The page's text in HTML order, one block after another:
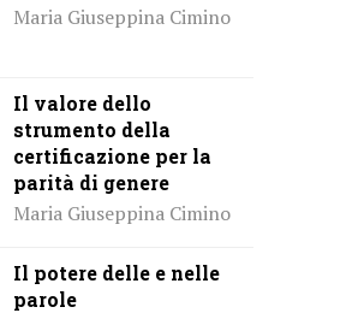
Maria Giuseppina Cimino
Il valore dello
strumento della
certificazione per la
parità di genere
Maria Giuseppina Cimino
Il potere delle e nelle
parole